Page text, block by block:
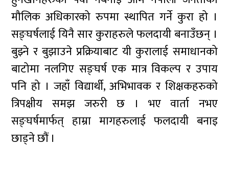
मौलिक अधिकारको रुपमा स्थापित गर्ने कुरा हो ।
सङ्घर्षलाई यिनै सार कुराहरुले फलदायी बनाउँछन् ।
बुझ्ने र बुझाउने प्रक्रियाबाट यी कुरालाई समाधानको
बाटोमा नलगिए सङ्घर्ष एक मात्र विकल्प र उपाय
पनि हो । जहाँ विद्यार्थी, अभिभावक र शिक्षकहरुको
त्रिपक्षीय समझ जरुरी छ । भए वार्ता नभए
सङ्घर्षमार्फत् हाम्रा मागहरुलाई फलदायी बनाइ
छाड्ने छौं ।